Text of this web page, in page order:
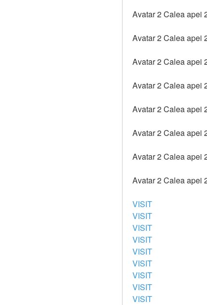
Avatar 2 Calea apei
Avatar 2 Calea apei
Avatar 2 Calea apei
Avatar 2 Calea apei
Avatar 2 Calea apei
Avatar 2 Calea apei
Avatar 2 Calea apei
Avatar 2 Calea apei
VISIT
VISIT
VISIT
VISIT
VISIT
VISIT
VISIT
VISIT
VISIT